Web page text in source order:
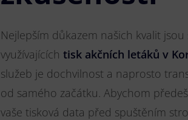
Nejlepším důkazem našich kvalit
využívajících tisk akčních letáků v
služeb je dochvilnost a naprosto
od samého začátku. Abychom
vaše tisková data před spuštěním